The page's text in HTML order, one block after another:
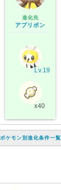
進化先
アブリボン
Lv.19
x40
ポケモン別進化条件一覧